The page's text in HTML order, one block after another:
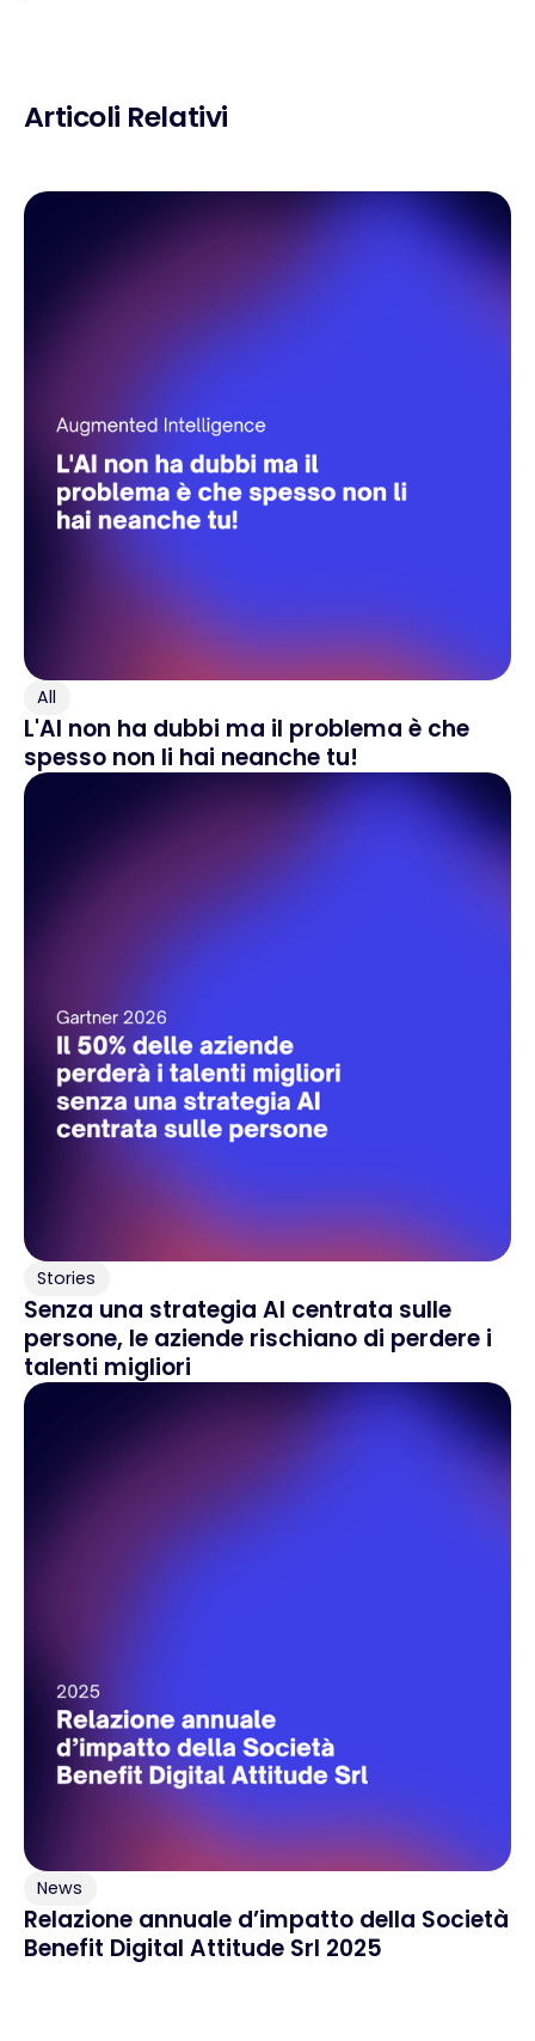
Articoli Relativi
All
L'AI non ha dubbi ma il problema è che
spesso non li hai neanche tu!
Stories
Senza una strategia AI centrata sulle
persone, le aziende rischiano di perdere i
talenti migliori
News
Relazione annuale d’impatto della Società
Benefit Digital Attitude Srl 2025